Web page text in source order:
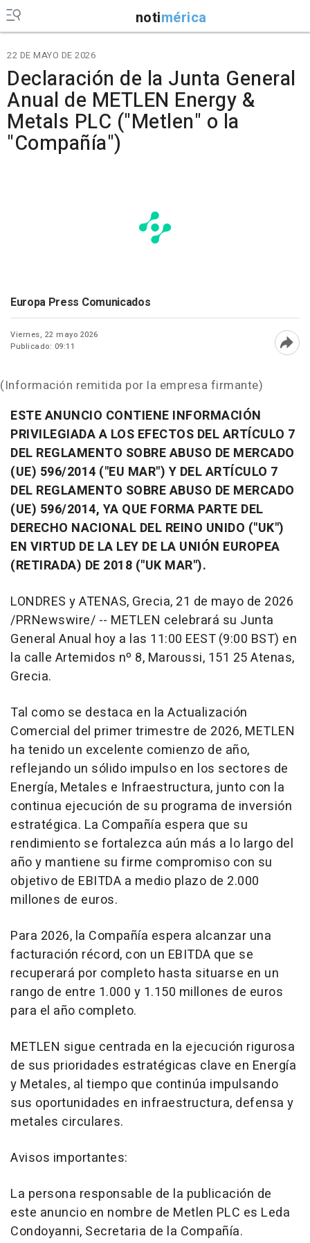
notimérica
22 DE MAYO DE 2026
Declaración de la Junta General
Anual de METLEN Energy &
Metals PLC ("Metlen" o la
"Compañía")
Europa Press Comunicados
Viernes, 22 mayo 2026
Publicado: 09:11
(Información remitida por la empresa firmante)
ESTE ANUNCIO CONTIENE INFORMACIÓN
PRIVILEGIADA A LOS EFECTOS DEL ARTÍCULO 7
DEL REGLAMENTO SOBRE ABUSO DE MERCADO
(UE) 596/2014 ("EU MAR") Y DEL ARTÍCULO 7
DEL REGLAMENTO SOBRE ABUSO DE MERCADO
(UE) 596/2014, YA QUE FORMA PARTE DEL
DERECHO NACIONAL DEL REINO UNIDO ("UK")
EN VIRTUD DE LA LEY DE LA UNIÓN EUROPEA
(RETIRADA) DE 2018 ("UK MAR").
LONDRES y ATENAS, Grecia, 21 de mayo de 2026
/PRNewswire/ -- METLEN celebrará su Junta
General Anual hoy a las 11:00 EEST (9:00 BST) en
la calle Artemidos nº 8, Maroussi, 151 25 Atenas,
Grecia.
Tal como se destaca en la Actualización
Comercial del primer trimestre de 2026, METLEN
ha tenido un excelente comienzo de año,
reflejando un sólido impulso en los sectores de
Energía, Metales e Infraestructura, junto con la
continua ejecución de su programa de inversión
estratégica. La Compañía espera que su
rendimiento se fortalezca aún más a lo largo del
año y mantiene su firme compromiso con su
objetivo de EBITDA a medio plazo de 2.000
millones de euros.
Para 2026, la Compañía espera alcanzar una
facturación récord, con un EBITDA que se
recuperará por completo hasta situarse en un
rango de entre 1.000 y 1.150 millones de euros
para el año completo.
METLEN sigue centrada en la ejecución rigurosa
de sus prioridades estratégicas clave en Energía
y Metales, al tiempo que continúa impulsando
sus oportunidades en infraestructura, defensa y
metales circulares.
Avisos importantes:
La persona responsable de la publicación de
este anuncio en nombre de Metlen PLC es Leda
Condoyanni, Secretaria de la Compañía.